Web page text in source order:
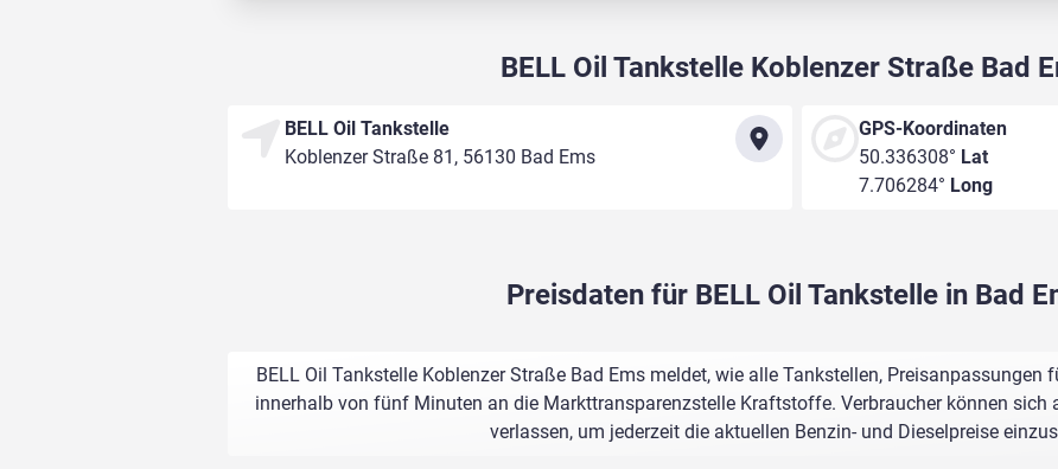
BELL Oil Tankstelle Koblenzer Straße Bad
BELL Oil Tankstelle
Koblenzer Straße 81, 56130 Bad Ems
GPS-Koordinaten
50.336308° Lat
7.706284° Long
Preisdaten für BELL Oil Tankstelle in Bad
BELL Oil Tankstelle Koblenzer Straße Bad Ems meldet, wie alle Tankstellen, Preisanpassungen
innerhalb von fünf Minuten an die Markttransparenzstelle Kraftstoffe. Verbraucher können
verlassen, um jederzeit die aktuellen Benzin- und Dieselpreise